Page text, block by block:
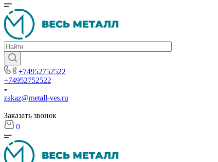
+74952752522
+74952752522
zakaz@metall-ves.ru
Заказать звонок
0